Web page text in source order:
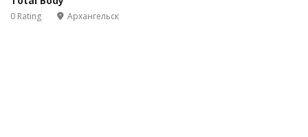
0 Rating Архангельск